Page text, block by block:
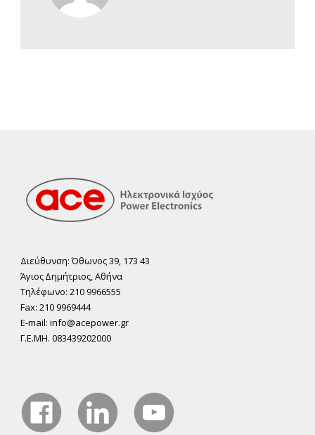
Διεύθυνση: Όθωνος 39, 173 43
Άγιος ∆ηµήτριος, Αθήνα
Τηλέφωνο: 210 9966555
Fax: 210 9969444
E-mail: info@acepower.gr
Γ.Ε.ΜΗ. 083439202000